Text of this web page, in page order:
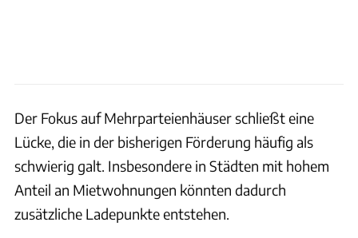
Der Fokus auf Mehrparteienhäuser schließt eine
Lücke, die in der bisherigen Förderung häufig als
schwierig galt. Insbesondere in Städten mit hohem
Anteil an Mietwohnungen könnten dadurch
zusätzliche Ladepunkte entstehen.